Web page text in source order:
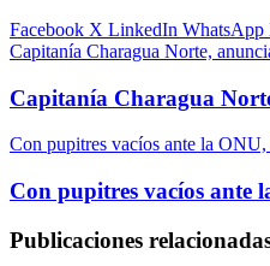
Facebook X LinkedIn WhatsApp
Capitanía Charagua Norte,
Capitanía Charagua
Con pupitres vacíos ante la
Con pupitres vacíos ante
Publicaciones